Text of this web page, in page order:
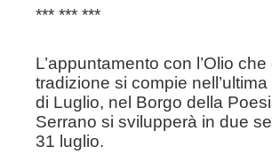
*** *** ***
L’appuntamento con l’Olio
tradizione si compie nell’ultima
di Luglio, nel Borgo della
Serrano si svilupperà in due
31 luglio.